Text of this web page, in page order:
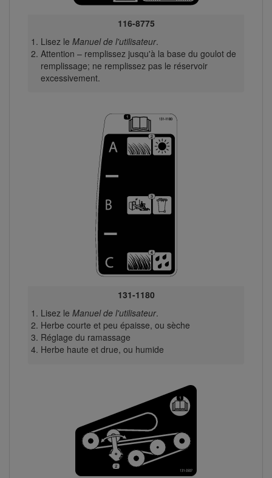
116-8775
Lisez le Manuel de l'utilisateur.
Attention – remplissez jusqu'à la base du goulot de
remplissage; ne remplissez pas le réservoir
excessivement.
131-1180
Lisez le Manuel de l'utilisateur.
Herbe courte et peu épaisse, ou sèche
Réglage du ramassage
Herbe haute et drue, ou humide